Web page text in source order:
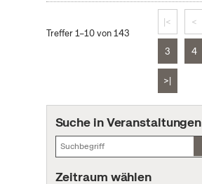
Treffer 1–10 von 143
|< <
3 4
>|
Suche in Veranstaltungen
Zeitraum wählen